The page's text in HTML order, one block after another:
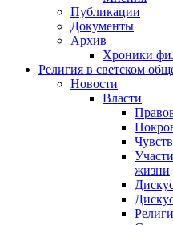
Публикации
Документы
Архив
Хроники
Религия в светском
Новости
Власти
жизни